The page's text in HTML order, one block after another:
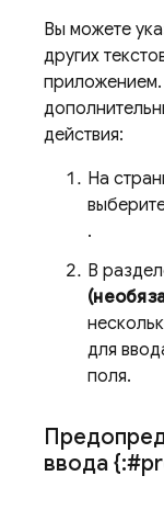
Вы можете
других
приложением.
действия:
На
.
В
для
поля.
ввода